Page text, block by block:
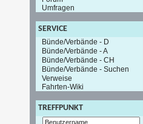
Umfragen
SERVICE
Bünde/Verbände - D
Bünde/Verbände - A
Bünde/Verbände - CH
Bünde/Verbände - Suchen
Verweise
Fahrten-Wiki
TREFFPUNKT